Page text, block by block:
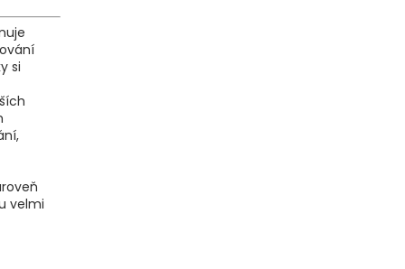
si
velmi